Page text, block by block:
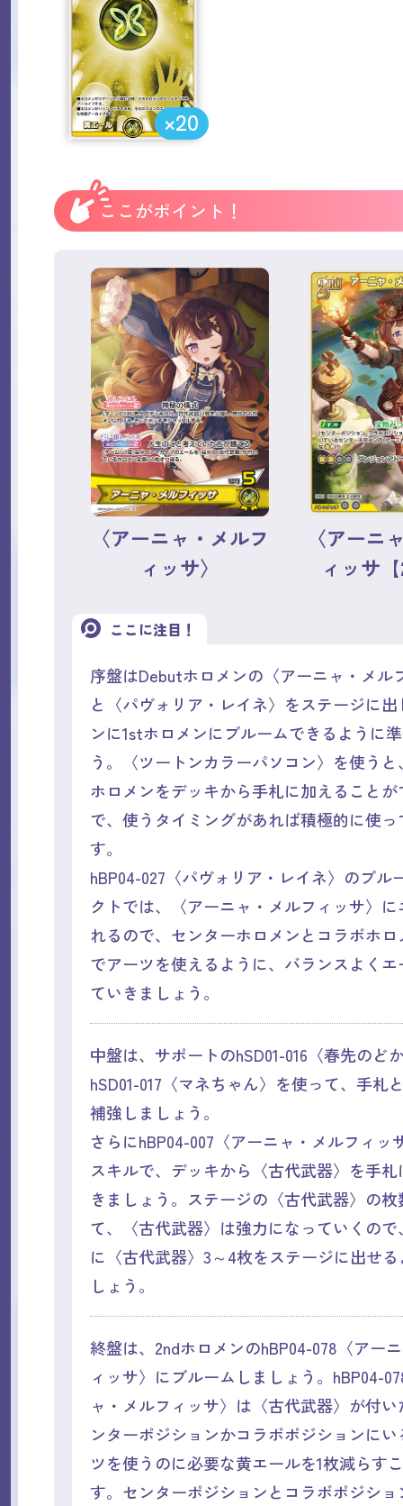
×20
ここがポイント！
〈アーニャ・メルフ
ィッサ〉
〈アーニ
ィッサ
ここに注目！
序盤はDebutホロメンの〈アーニャ・メル
と〈パヴォリア・レイネ〉をステージに
ンに1stホロメンにブルームできるように
う。〈ツートンカラーパソコン〉を使う
ホロメンをデッキから手札に加えること
で、使うタイミングがあれば積極的に使
す。
hBP04-027〈パヴォリア・レイネ〉のブル
クトでは、〈アーニャ・メルフィッサ〉
れるので、センターホロメンとコラボホ
でアーツを使えるように、バランスよく
ていきましょう。
中盤は、サポートのhSD01-016〈春先のど
hSD01-017〈マネちゃん〉を使って、手札
補強しましょう。
さらにhBP04-007〈アーニャ・メルフィッ
スキルで、デッキから〈古代武器〉を手
きましょう。ステージの〈古代武器〉の
て、〈古代武器〉は強力になっていくの
に〈古代武器〉3～4枚をステージに出せ
しょう。
終盤は、2ndホロメンのhBP04-078〈アー
ィッサ〉にブルームしましょう。hBP04-
ャ・メルフィッサ〉は〈古代武器〉が付
ンターポジションかコラボポジションに
ツを使うのに必要な黄エールを1枚減らす
す。センターポジションとコラボポジシ